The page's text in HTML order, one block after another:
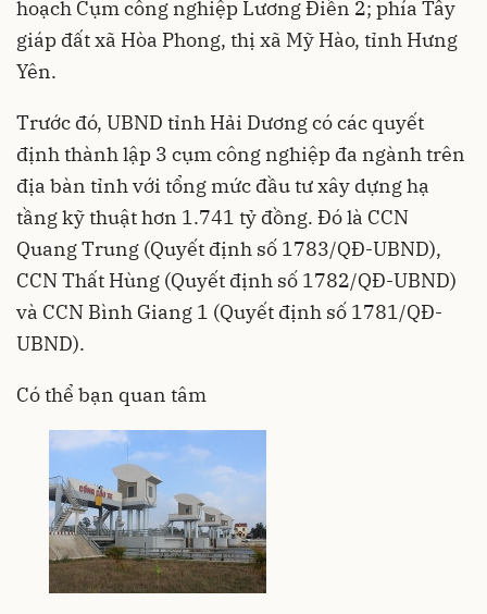
hoạch Cụm công nghiệp Lương Điền 2; phía Tây
giáp đất xã Hòa Phong, thị xã Mỹ Hào, tỉnh Hưng
Yên.
Trước đó, UBND tỉnh Hải Dương có các quyết
định thành lập 3 cụm công nghiệp đa ngành trên
địa bàn tỉnh với tổng mức đầu tư xây dựng hạ
tầng kỹ thuật hơn 1.741 tỷ đồng. Đó là CCN
Quang Trung (Quyết định số 1783/QĐ-UBND),
CCN Thất Hùng (Quyết định số 1782/QĐ-UBND)
và CCN Bình Giang 1 (Quyết định số 1781/QĐ-
UBND).
Có thể bạn quan tâm